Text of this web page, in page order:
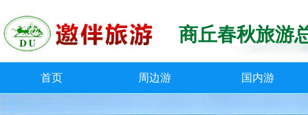
商丘春秋旅游
首页 周边游 国内游